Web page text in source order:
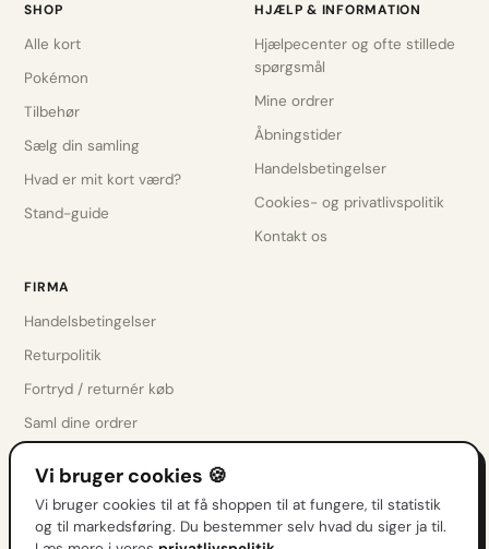
SHOP
Alle kort
Pokémon
Tilbehør
Sælg din samling
Hvad er mit kort værd?
Stand-guide
HJÆLP & INFORMATION
Hjælpecenter og ofte stillede
spørgsmål
Mine ordrer
Åbningstider
Handelsbetingelser
Cookies- og privatlivspolitik
Kontakt os
FIRMA
Handelsbetingelser
Returpolitik
Fortryd / returnér køb
Saml dine ordrer
Cookieindstillinger
Kontakt os
Vi bruger cookies 🍪
Vi bruger cookies til at få shoppen til at fungere, til statistik
og til markedsføring. Du bestemmer selv hvad du siger ja til.